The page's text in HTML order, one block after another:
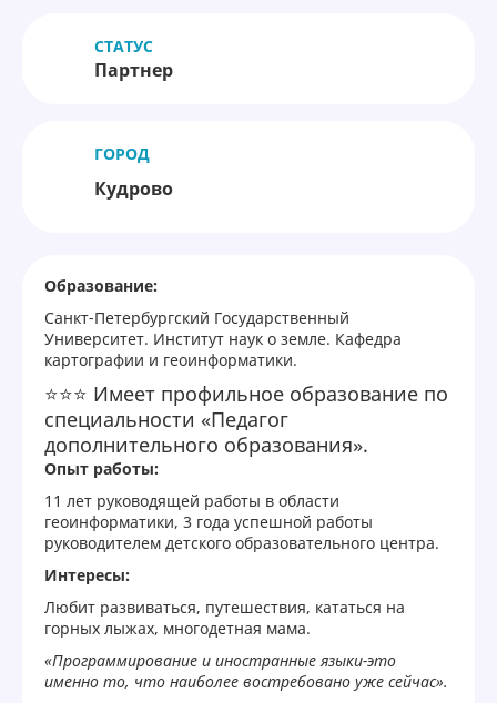
СТАТУС
Партнер
ГОРОД
Кудрово
Образование:
Санкт-Петербургский Государственный
Университет. Институт наук о земле. Кафедра
картографии и геоинформатики.
⭐⭐⭐ Имеет профильное образование по
специальности «Педагог
дополнительного образования».
Опыт работы:
11 лет руководящей работы в области
геоинформатики, 3 года успешной работы
руководителем детского образовательного центра.
Интересы:
Любит развиваться, путешествия, кататься на
горных лыжах, многодетная мама.
«Программирование и иностранные языки-это
именно то, что наиболее востребовано уже сейчас».